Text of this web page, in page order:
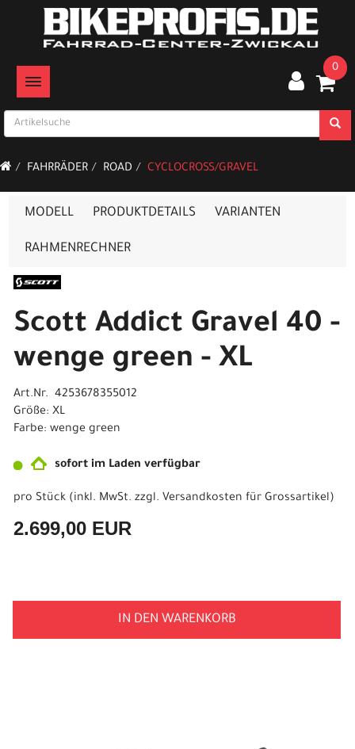
TOGGLE NAVIGATION
0
FAHRRÄDER ROAD CYCLOCROSS/GRAVEL
MODELL PRODUKTDETAILS VARIANTEN
RAHMENRECHNER
Scott Addict Gravel 40 -
wenge green - XL
Art.Nr. 4253678355012
Größe: XL
Farbe: wenge green
sofort im Laden verfügbar
pro Stück (inkl. MwSt. zzgl. Versandkosten für Grossartikel)
2.699,00 EUR
IN DEN WARENKORB